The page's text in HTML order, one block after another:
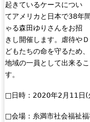
起きているケースについ
てアメリカと日本で38年
ゃる森田ゆりさんをお招
きし開催します。虐待や
どもたちの命を守るため、
地域の一員として出来る
す。
□日時：2020年2月11日
□会場：糸満市社会福祉